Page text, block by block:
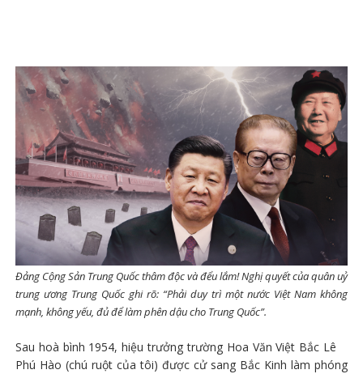
Đảng Cộng Sản Trung Quốc thâm độc và đểu lắm! Nghị quyết của quân uỷ
trung ương Trung Quốc ghi rõ: “Phải duy trì một nước Việt Nam không
mạnh, không yếu, đủ để làm phên dậu cho Trung Quốc”.
Sau hoà bình 1954, hiệu trưởng trường Hoa Văn Việt Bắc Lê
Phú Hào (chú ruột của tôi) được cử sang Bắc Kinh làm phóng